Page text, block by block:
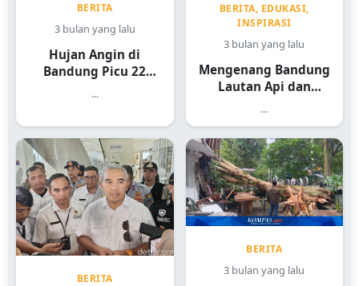
BERITA
3 bulan yang lalu
Hujan Angin di
Bandung Picu 22
...
BERITA, EDUKASI,
INSPIRASI
3 bulan yang lalu
Mengenang Bandung
Lautan Api dan
...
BERITA
BERITA
3 bulan yang lalu